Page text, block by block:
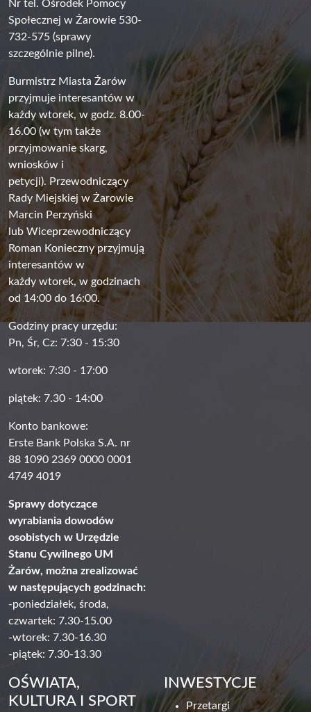
Nr tel. Ośrodek Pomocy
Społecznej w Żarowie 530-
732-575 (sprawy
szczególnie pilne).
Burmistrz Miasta Żarów
przyjmuje interesantów w
każdy wtorek, w godz. 8.00-
16.00 (w tym także
przyjmowanie skarg,
wniosków i
petycji). Przewodniczący
Rady Miejskiej w Żarowie
Marcin Perzyński
lub Wiceprzewodniczący
Roman Konieczny przyjmują
interesantów w
każdy wtorek, w godzinach
od 14:00 do 16:00.
Godziny pracy urzędu:
Pn, Śr, Cz: 7:30 - 15:30
wtorek: 7:30 - 17:00
piątek: 7.30 - 14:00
Konto bankowe:
Erste Bank Polska S.A. nr
88 1090 2369 0000 0001
4749 4019
Sprawy dotyczące
wyrabiania dowodów
osobistych w Urzędzie
Stanu Cywilnego UM
Żarów, można zrealizować
w następujących godzinach:
-poniedziałek, środa,
czwartek: 7.30-15.00
-wtorek: 7.30-16.30
-piątek: 7.30-13.30
OŚWIATA,
KULTURA I SPORT
INWESTYCJE
Przetargi